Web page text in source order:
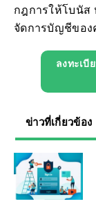
กฎการให้โบนัส
จัดการบัญชีขอ
ลงทะเบี
ข่าวที่เกี่ยวข้อง